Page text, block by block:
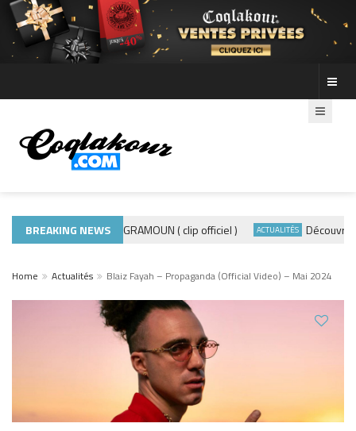
BREAKING NEWS
ACTUALITÉS ADE440 – GRAMOUN ( clip officiel ) ACTUALITÉS Découvre les
Home Actualités Blaiz Fayah – Propaganda (Official Video) – Mai 2024